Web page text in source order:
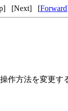
] [Next] [Forward
作方法を変更